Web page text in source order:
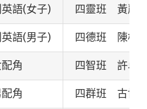
語(女子) 四靈班 黃麗
語(男子) 四德班 陳柏
角 四智班 許卓
角 四群班 古博